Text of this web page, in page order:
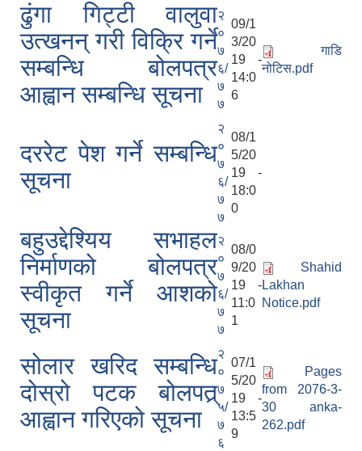
ढुंगा गिट्टी वालुवा
उत्खनन् गरी विक्रि गर्ने
सम्बन्धि बोलपत्र
आह्वान सम्बन्धि सूचना
२
०
७
६/
७
७
09/1
3/20
19 -
14:0
6
गाडि
नोटिस.pdf
दररेट पेश गर्ने सम्बन्धि
सूचना
२
०
७
६/
७
७
08/1
5/20
19 -
18:0
0
बहुउद्देश्यिय सभाहल
निर्माणको बोलपत्र
स्वीकृत गर्ने आशको
सूचना
२
०
७
६/
७
७
08/0
9/20
19 -
11:0
1
Shahid
Lakhan
Notice.pdf
सोलार खरिद सम्बन्धि
दोस्रो पटक बोलपत्र्
आह्वान गरिएको सूचना
२
०
७
५/
७
६
07/1
5/20
19 -
13:5
9
Pages
from 2076-3-
30 anka-
262.pdf